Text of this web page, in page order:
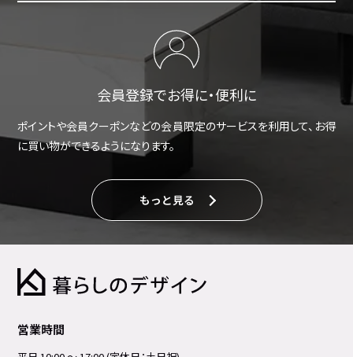
会員登録でお得に・便利に
ポイントや会員クーポンなどの会員限定のサービスを利用して、お得
に買い物ができるようになります。
もっと見る
営業時間